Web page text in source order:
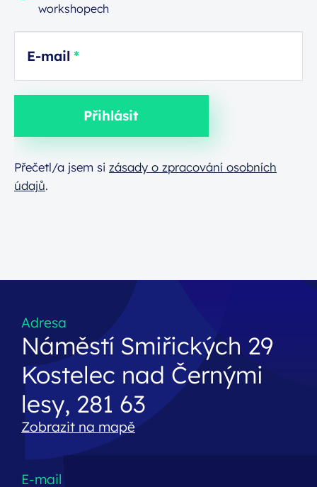
workshopech
E-mail
Přihlásit
Přečetl/a jsem si zásady o zpracování osobních
údajů.
Adresa
Náměstí Smiřických 29
Kostelec nad Černými
lesy, 281 63
Zobrazit na mapě
E-mail